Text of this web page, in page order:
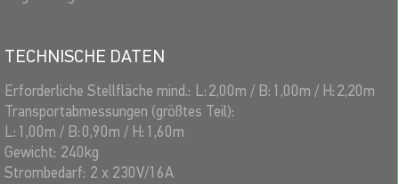
TECHNISCHE DATEN
Erforderliche Stellfläche mind.: L:2,00m / B: 1,00m / H:2,20m
Transportabmessungen (größtes Teil):
L: 1,00m / B:0,90m / H: 1,60m
Gewicht: 240kg
Strombedarf: 2 x 230V/16A